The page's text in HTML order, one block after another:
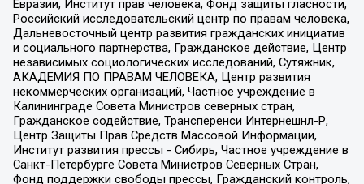
Евразии, Институт прав человека, Фонд защиты гласности,
Российский исследовательский центр по правам человека,
Дальневосточный центр развития гражданских инициатив
и социального партнерства, Гражданское действие, Центр
независимых социологических исследований, Сутяжник,
АКАДЕМИЯ ПО ПРАВАМ ЧЕЛОВЕКА, Центр развития
некоммерческих организаций, Частное учреждение в
Калининграде Совета Министров северных стран,
Гражданское содействие, Трансперенси Интернешнл-Р,
Центр Защиты Прав Средств Массовой Информации,
Институт развития прессы - Сибирь, Частное учреждение в
Санкт-Петербурге Совета Министров Северных Стран,
Фонд поддержки свободы прессы, Гражданский контроль,